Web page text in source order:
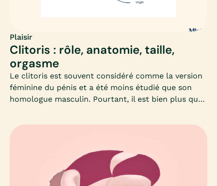
Plaisir
Clitoris : rôle, anatomie, taille,
orgasme
Le clitoris est souvent considéré comme la version
féminine du pénis et a été moins étudié que son
homologue masculin. Pourtant, il est bien plus que
l’orgasme !Situé à l’intérieur de la vulve, seuls son
capuchon et son gland sont visibles de l’extérieur.
corps, le gland et les bulbes, en plus de la pars
intermedia, assez méconnue du grand public. Nous
détaillerons pour vous dans cet article son